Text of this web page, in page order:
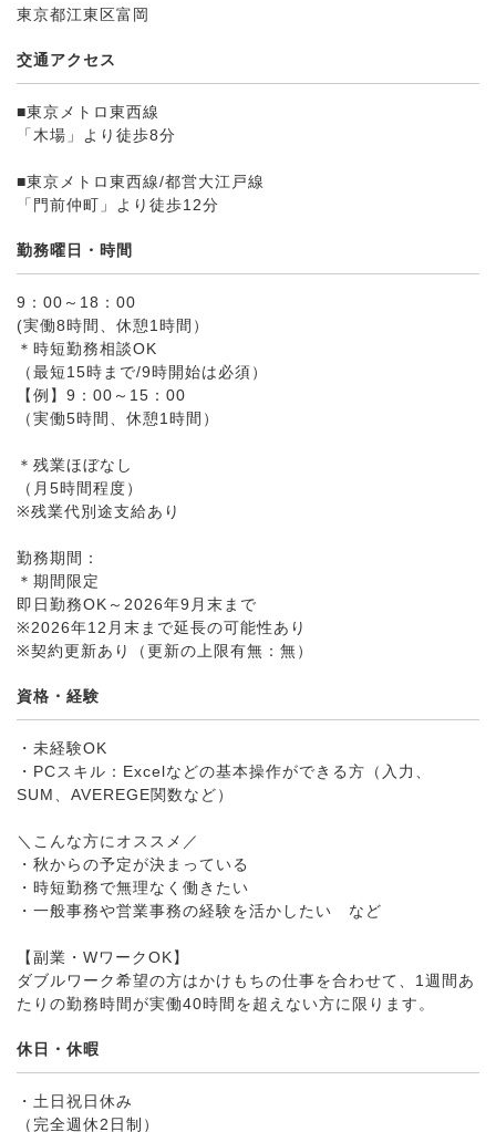
東京都江東区富岡
交通アクセス
■東京メトロ東西線
「木場」より徒歩8分
■東京メトロ東西線/都営大江戸線
「門前仲町」より徒歩12分
勤務曜日・時間
9：00～18：00
(実働8時間、休憩1時間）
＊時短勤務相談OK
（最短15時まで/9時開始は必須）
【例】9：00～15：00
（実働5時間、休憩1時間）
＊残業ほぼなし
（月5時間程度）
※残業代別途支給あり
勤務期間：
＊期間限定
即日勤務OK～2026年9月末まで
※2026年12月末まで延長の可能性あり
※契約更新あり（更新の上限有無：無）
資格・経験
・未経験OK
・PCスキル：Excelなどの基本操作ができる方（入力、
SUM、AVEREGE関数など）
＼こんな方にオススメ／
・秋からの予定が決まっている
・時短勤務で無理なく働きたい
・一般事務や営業事務の経験を活かしたい など
【副業・WワークOK】
ダブルワーク希望の方はかけもちの仕事を合わせて、1週間あ
たりの勤務時間が実働40時間を超えない方に限ります。
休日・休暇
・土日祝日休み
（完全週休2日制）